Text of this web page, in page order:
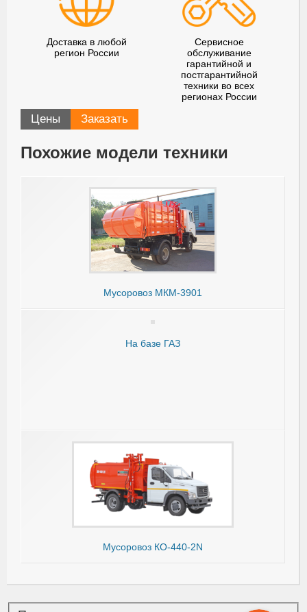
Доставка в любой
регион России
Сервисное
обслуживание
гарантийной и
постгарантийной
техники во всех
регионах России
Цены Заказать
Похожие модели техники
Мусоровоз МКМ-3901
На базе ГАЗ
Мусоровоз КО-440-2N